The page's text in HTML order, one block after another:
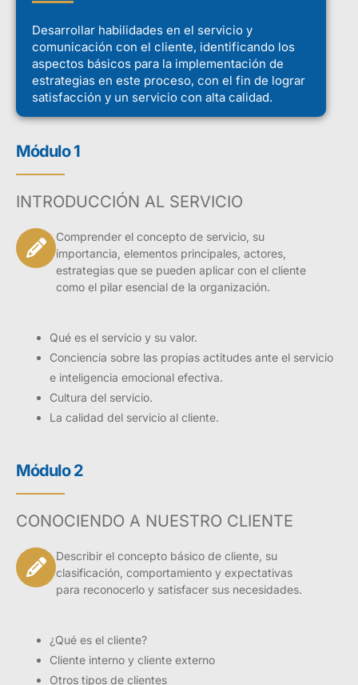
Desarrollar habilidades en el servicio y
comunicación con el cliente, identificando los
aspectos básicos para la implementación de
estrategias en este proceso, con el fin de lograr
satisfacción y un servicio con alta calidad.
Módulo 1
INTRODUCCIÓN AL SERVICIO
Comprender el concepto de servicio, su
importancia, elementos principales, actores,
estrategias que se pueden aplicar con el cliente
como el pilar esencial de la organización.
Qué es el servicio y su valor.
Conciencia sobre las propias actitudes ante el servicio
e inteligencia emocional efectiva.
Cultura del servicio.
La calidad del servicio al cliente.
Módulo 2
CONOCIENDO A NUESTRO CLIENTE
Describir el concepto básico de cliente, su
clasificación, comportamiento y expectativas
para reconocerlo y satisfacer sus necesidades.
¿Qué es el cliente?
Cliente interno y cliente externo
Otros tipos de clientes